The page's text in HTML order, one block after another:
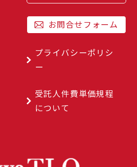
お問合せフォーム
プライバシーポリシ
ー
受託人件費単価規程
について